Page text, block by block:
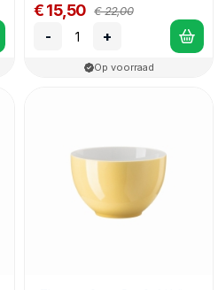
€ 15,50 € 22,00
- +
Op voorraad